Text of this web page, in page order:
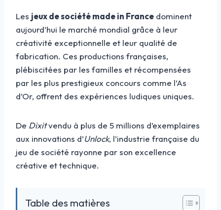
Les jeux de société made in France dominent
aujourd’hui le marché mondial grâce à leur
créativité exceptionnelle et leur qualité de
fabrication. Ces productions françaises,
plébiscitées par les familles et récompensées
par les plus prestigieux concours comme l’As
d’Or, offrent des expériences ludiques uniques.
De Dixitvendu à plus de 5 millions d’exemplaires
aux innovations d’Unlock, l’industrie française du
jeu de société rayonne par son excellence
créative et technique.
Table des matières